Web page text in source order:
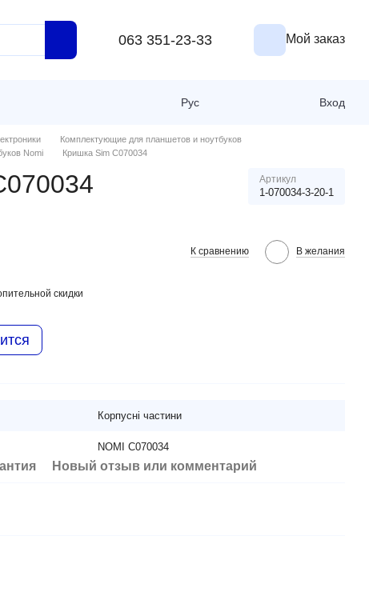
063 351-23-33 Мой заказ
Рус Вход
Комплектующие для планшетов и ноутбуков
Nomi
Кришка Sim C070034
Артикул
1-070034-3-20-1
К сравнению В желания
скидки
Корпусні частини
NOMI C070034
Новый отзыв или комментарий